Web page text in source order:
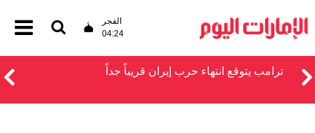
الفجر
04:24
ترامب يتوقع انتهاء حرب إيران قريباً جداً